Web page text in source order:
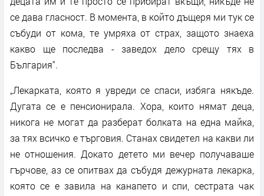
се дава гласност. В момента, в който дъщеря ми тук се
събуди от кома, те умряха от страх, защото знаеха
какво ще последва - заведох дело срещу тях в
България“.
„Лекарката, която я увреди се спаси, избяга някъде.
Дугата се е пенсионирала. Хора, които нямат деца,
никога не могат да разберат болката на една майка,
за тях всичко е търговия. Станах свидетел на какви ли
не отношения. Докато детето ми вечер получаваше
гърчове, аз се опитвах да събудя дежурната лекарка,
която се е завила на канапето и спи, сестрата чак